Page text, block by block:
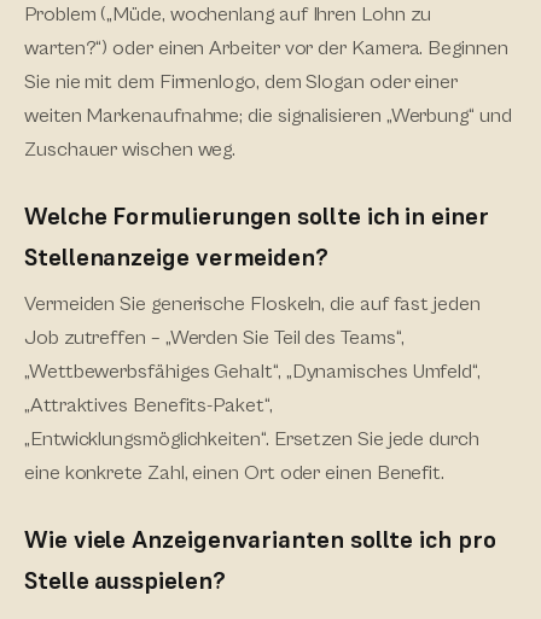
Problem („Müde, wochenlang auf Ihren Lohn zu
warten?“) oder einen Arbeiter vor der Kamera. Beginnen
Sie nie mit dem Firmenlogo, dem Slogan oder einer
weiten Markenaufnahme; die signalisieren „Werbung“ und
Zuschauer wischen weg.
Welche Formulierungen sollte ich in einer
Stellenanzeige vermeiden?
Vermeiden Sie generische Floskeln, die auf fast jeden
Job zutreffen – „Werden Sie Teil des Teams“,
„Wettbewerbsfähiges Gehalt“, „Dynamisches Umfeld“,
„Attraktives Benefits-Paket“,
„Entwicklungsmöglichkeiten“. Ersetzen Sie jede durch
eine konkrete Zahl, einen Ort oder einen Benefit.
Wie viele Anzeigenvarianten sollte ich pro
Stelle ausspielen?